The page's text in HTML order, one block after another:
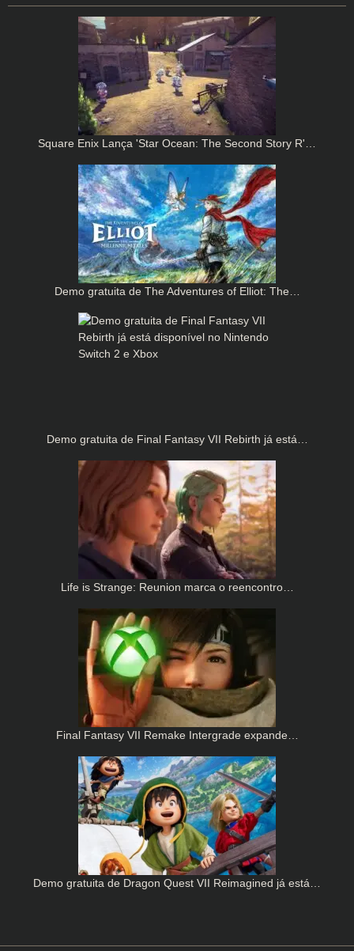
Square Enix Lança 'Star Ocean: The Second Story R'…
Demo gratuita de The Adventures of Elliot: The…
Demo gratuita de Final Fantasy VII Rebirth já está…
Life is Strange: Reunion marca o reencontro…
Final Fantasy VII Remake Intergrade expande…
Demo gratuita de Dragon Quest VII Reimagined já está…